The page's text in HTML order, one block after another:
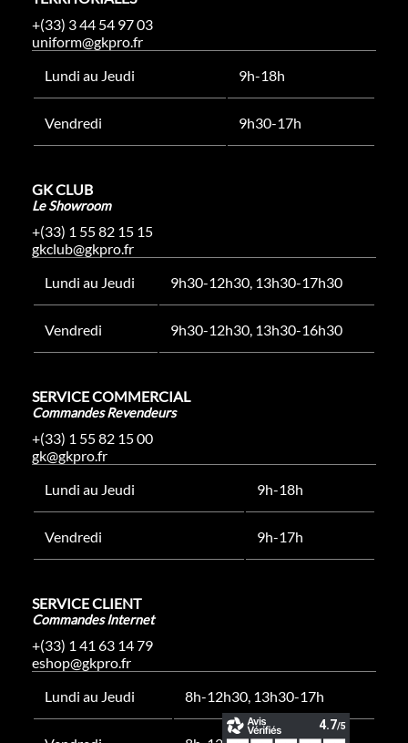
+(33) 3 44 54 97 03
uniform@gkpro.fr
Lundi au Jeudi
9h-18h
Vendredi 9h30-17h
GK CLUB
Le Showroom
+(33) 1 55 82 15 15
gkclub@gkpro.fr
Lundi au Jeudi
9h30-12h30, 13h30-17h30
Vendredi 9h30-12h30, 13h30-16h30
SERVICE COMMERCIAL
Commandes Revendeurs
+(33) 1 55 82 15 00
gk@gkpro.fr
Lundi au Jeudi
9h-18h
Vendredi 9h-17h
SERVICE CLIENT
Commandes Internet
+(33) 1 41 63 14 79
eshop@gkpro.fr
Lundi au Jeudi
8h-12h30, 13h30-17h